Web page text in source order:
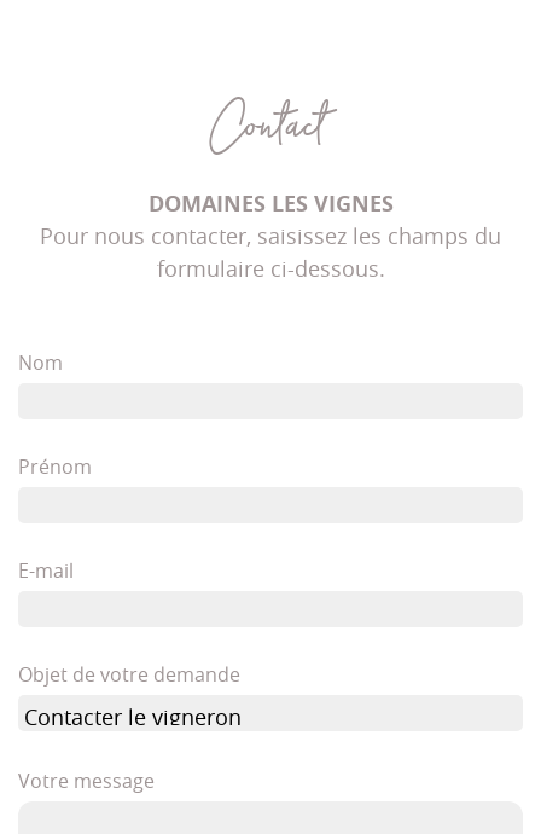
Contact
DOMAINES LES VIGNES
Pour nous contacter, saisissez les champs du
formulaire ci-dessous.
Nom
Prénom
E-mail
Objet de votre demande
Votre message